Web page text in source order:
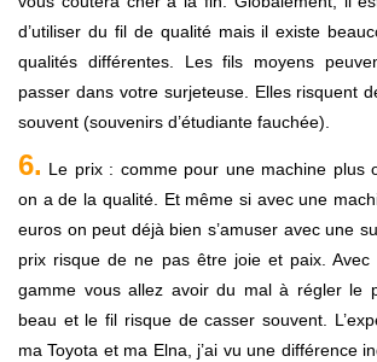
d’utiliser du fil de qualité mais il existe
qualités différentes. Les fils moyens
passer dans votre surjeteuse. Elles risquent
souvent (souvenirs d’étudiante fauchée).
6. Le prix : comme pour une machine plus
on a de la qualité. Et même si avec une
euros on peut déjà bien s’amuser avec une
prix risque de ne pas être joie et paix.
gamme vous allez avoir du mal à régler le
beau et le fil risque de casser souvent.
ma Toyota et ma Elna, j’ai vu une différence